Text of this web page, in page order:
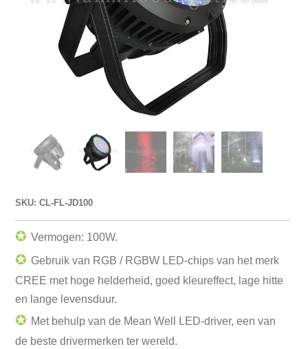
SKU: CL-FL-JD100
✪ Vermogen: 100W.
✪ Gebruik van RGB / RGBW LED-chips van het merk
CREE met hoge helderheid, goed kleureffect, lage hitte
en lange levensduur.
✪ Met behulp van de Mean Well LED-driver, een van
de beste drivermerken ter wereld.